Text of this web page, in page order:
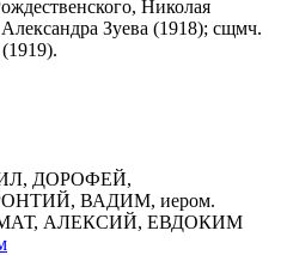
Николая
Зуева (1918); сщмч.
ДОРОФЕЙ,
ВАДИМ, иером.
АЛЕКСИЙ, ЕВДОКИМ